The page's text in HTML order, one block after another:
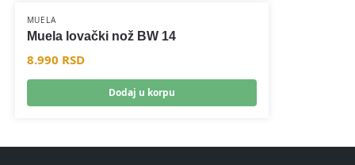
MUELA
Muela lovački nož BW 14
8.990 RSD
Dodaj u korpu